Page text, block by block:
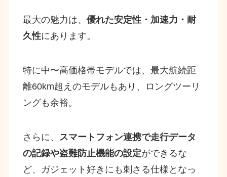
最大の魅力は、 優れた安定性・加速力・耐
久性にあります。
特に中〜高価格帯モデルでは、最大航続距
離60km超えのモデルもあり、ロングツーリ
ングも余裕。
さらに、 スマートフォン連携で走行データ
の記録や盗難防止機能の設定ができるな
ど、ガジェット好きにも刺さる仕様となっ